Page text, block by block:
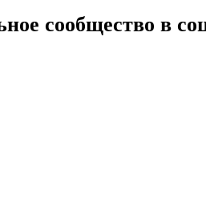
сообщество в